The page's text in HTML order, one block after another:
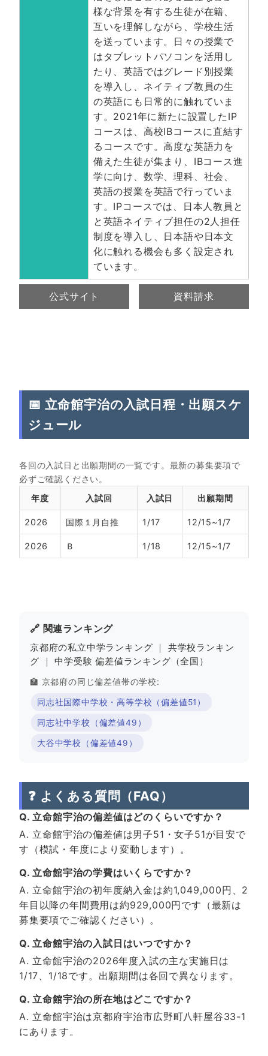
様な背景を有する生徒が在籍、
互いを理解しながら、学校生活
を送っています。日々の授業で
はタブレットパソコンを活用し
たり、英語ではグレード別授業
を導入し、ネイティブ教員の生
の英語にも日常的に触れていま
す。2021年に新たに設置したIP
コースは、高校IBコースに直結す
るコースです。高度な英語力を
備えた生徒が集まり、IBコース進
学に向け、数学、理科、社会、
英語の授業を英語で行っていま
す。IPコースでは、日本人教員と
と英語ネイティブ担任の2人担任
制度を導入し、日本語や日本文
化に触れる機会も多く設定され
ています。
公式サイト 資料請求
📅 立命館宇治の入試日程・出願スケ
ジュール
各回の入試日と出願期間の一覧です。最新の募集要項で
必ずご確認ください。
年度
入試回 入試日 出願期間
2026 国際１月自推 1/17 12/15~1/7
2026 Ｂ 1/18 12/15~1/7
🔗 関連ランキング
京都府の私立中学ランキング ｜ 共学校ランキン
グ ｜中学受験 偏差値ランキング（全国）
🏫 京都府の同じ偏差値帯の学校:
同志社国際中学校・高等学校（偏差値51）
同志社中学校（偏差値49）
大谷中学校（偏差値49）
❓ よくある質問（FAQ）
Q. 立命館宇治の偏差値はどのくらいですか？
A. 立命館宇治の偏差値は男子51・女子51が目安で
す（模試・年度により変動します）。
Q. 立命館宇治の学費はいくらですか？
A. 立命館宇治の初年度納入金は約1,049,000円、2
年目以降の年間費用は約929,000円です（最新は
募集要項でご確認ください）。
Q. 立命館宇治の入試日はいつですか？
A. 立命館宇治の2026年度入試の主な実施日は
1/17、1/18です。出願期間は各回で異なります。
Q. 立命館宇治の所在地はどこですか？
A. 立命館宇治は京都府宇治市広野町八軒屋谷33-1
にあります。